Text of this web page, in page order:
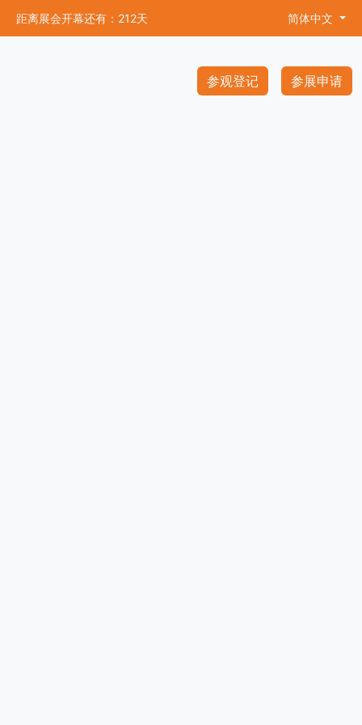
距离展会开幕还有：212天 简体中文
参观登记 参展申请